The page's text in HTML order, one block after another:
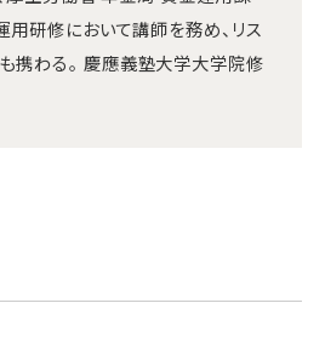
用研修において講師を務め、リス
携わる。 慶應義塾大学大学院修